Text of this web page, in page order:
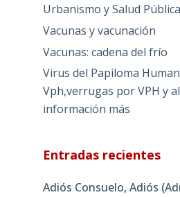
Urbanismo y Salud Pública
Vacunas y vacunación
Vacunas: cadena del frío
Virus del Papiloma
Vph,verrugas por VPH y
información más
Entradas recientes
Adiós Consuelo, Adiós